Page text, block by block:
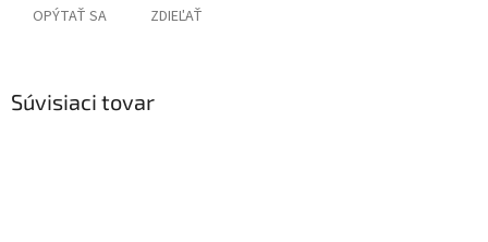
OPÝTAŤ SA ZDIEĽAŤ
Súvisiaci tovar